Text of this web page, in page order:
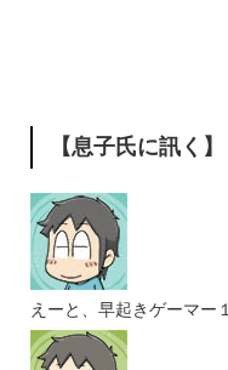
【息子氏に訊く】
えーと、早起きゲーマー